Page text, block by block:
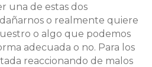
una de estas dos
o realmente quiere
o algo que podemos
adecuada o no. Para los
reaccionando de malos